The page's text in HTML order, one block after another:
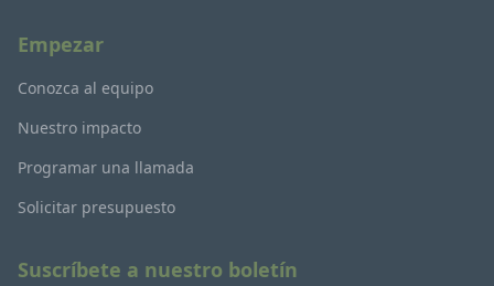
Empezar
Conozca al equipo
Nuestro impacto
Programar una llamada
Solicitar presupuesto
Suscríbete a nuestro boletín